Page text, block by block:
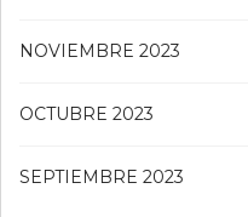
NOVIEMBRE 2023
OCTUBRE 2023
SEPTIEMBRE 2023